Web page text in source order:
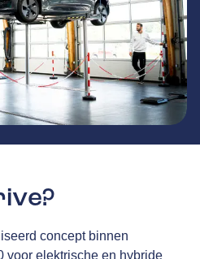
concept binnen
voor elektrische en hybride